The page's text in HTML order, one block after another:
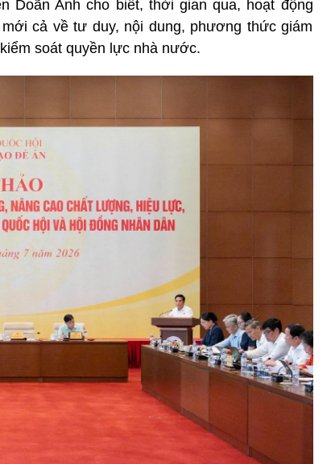
Doãn Anh cho biết, thời gian qua, hoạt động
cả về tư duy, nội dung, phương thức giám
soát quyền lực nhà nước.